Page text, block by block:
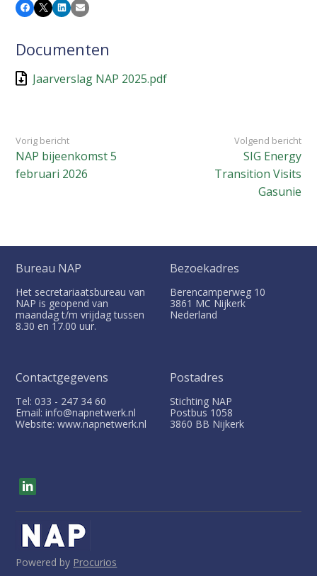
Facebook
X LinkedIn
E-mail
Documenten
Jaarverslag NAP 2025.pdf
Vorig bericht
NAP bijeenkomst 5
februari 2026
Volgend bericht
SIG Energy
Transition Visits
Gasunie
Bureau NAP
Het secretariaatsbureau van
NAP is geopend van
maandag t/m vrijdag tussen
8.30 en 17.00 uur.
Bezoekadres
Berencamperweg 10
3861 MC Nijkerk
Nederland
Contactgegevens
Tel: 033 - 247 34 60
Email: info@napnetwerk.nl
Website: www.napnetwerk.nl
Postadres
Stichting NAP
Postbus 1058
3860 BB Nijkerk
V
rPowered by Procurios